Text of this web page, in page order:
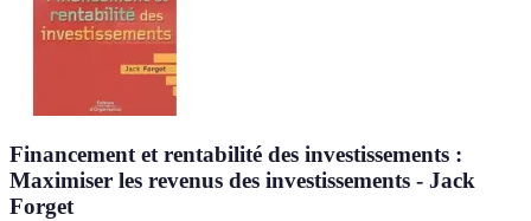
Financement et rentabilité des investissements :
Maximiser les revenus des investissements - Jack
Forget